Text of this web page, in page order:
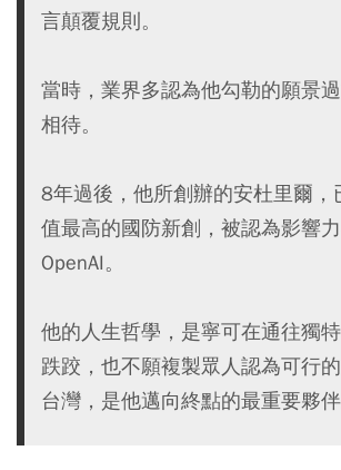
言顛覆規則。
當時，業界多認為他勾勒的願景
相待。
8年過後，他所創辦的安杜里爾，
值最高的國防新創，被認為影響
OpenAI。
他的人生哲學，是寧可在通往獨
跌跤，也不願複製眾人認為可行
台灣，是他邁向終點的最重要夥伴